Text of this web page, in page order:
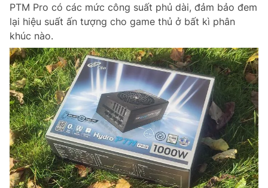
PTM Pro có các mức công suất phủ dài, đảm bảo đem
lại hiệu suất ấn tượng cho game thủ ở bất kì phân
khúc nào.